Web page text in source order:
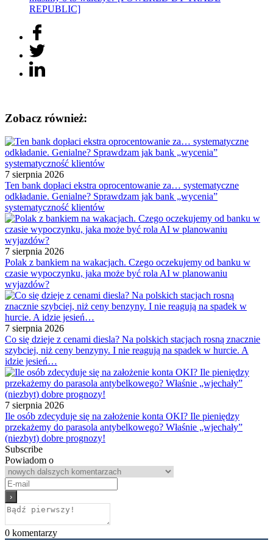
REPUBLIC]
Zobacz również:
7 sierpnia 2026
Ten bank dopłaci ekstra oprocentowanie za… systematyczne
odkładanie. Genialne? Sprawdzam jak bank „wycenia”
systematyczność klientów
7 sierpnia 2026
Polak z bankiem na wakacjach. Czego oczekujemy od banku w
czasie wypoczynku, jaka może być rola AI w planowaniu
wyjazdów?
7 sierpnia 2026
Co się dzieje z cenami diesla? Na polskich stacjach rosną znacznie
szybciej, niż ceny benzyny. I nie reagują na spadek w hurcie. A
idzie jesień…
7 sierpnia 2026
Ile osób zdecyduje się na założenie konta OKI? Ile pieniędzy
przekażemy do parasola antybelkowego? Właśnie „wjechały”
(niezbyt) dobre prognozy!
Subscribe
Powiadom o
0 komentarzy